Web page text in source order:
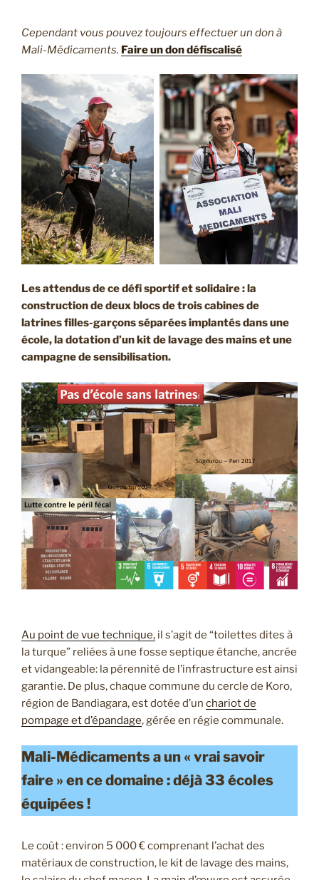
Cependant vous pouvez toujours effectuer un don à
Mali-Médicaments. Faire un don défiscalisé
Les attendus de ce défi sportif et solidaire : la
construction de deux blocs de trois cabines de
latrines filles-garçons séparées implantés dans une
école, la dotation d’un kit de lavage des mains et une
campagne de sensibilisation.
Au point de vue technique, il s’agit de “toilettes dites à
la turque” reliées à une fosse septique étanche, ancrée
et vidangeable: la pérennité de l’infrastructure est ainsi
garantie. De plus, chaque commune du cercle de Koro,
région de Bandiagara, est dotée d’un chariot de
pompage et d’épandage, gérée en régie communale.
Mali-Médicaments a un « vrai savoir
faire » en ce domaine : déjà 33 écoles
équipées !
Le coût : environ 5 000 € comprenant l’achat des
matériaux de construction, le kit de lavage des mains,